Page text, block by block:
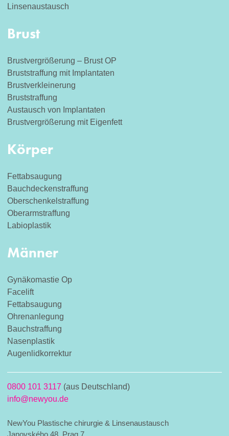
Linsenaustausch
Brust
Brustvergrößerung – Brust OP
Bruststraffung mit Implantaten
Brustverkleinerung
Bruststraffung
Austausch von Implantaten
Brustvergrößerung mit Eigenfett
Körper
Fettabsaugung
Bauchdeckenstraffung
Oberschenkelstraffung
Oberarmstraffung
Labioplastik
Männer
Gynäkomastie Op
Facelift
Fettabsaugung
Ohrenanlegung
Bauchstraffung
Nasenplastik
Augenlidkorrektur
0800 101 3117 (aus Deutschland)
info@newyou.de
NewYou Plastische chirurgie & Linsenaustausch
Janovského 48, Prag 7,